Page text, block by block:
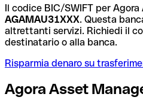
Il codice BIC/SWIFT per
AGAMAU31XXX. Questa
altrettanti servizi. Richiedi il
destinatario o alla banca.
Risparmia denaro su
Agora Asset